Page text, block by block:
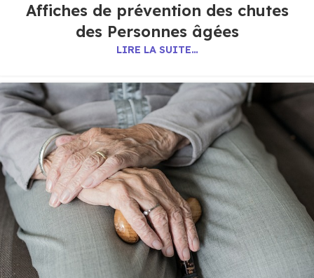
Affiches de prévention des chutes
des Personnes âgées
LIRE LA SUITE…